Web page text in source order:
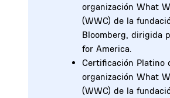
organización What
(WWC) de la
Bloomberg, dirigida
for America.
Certificación Platino
organización What
(WWC) de la